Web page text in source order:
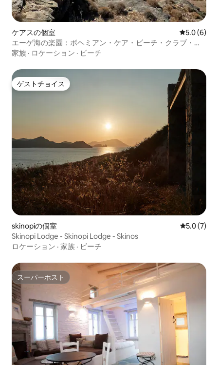
ケアスの個室 レビュー6
5.0 (6)
エーゲ海の楽園：ボヘミアン・ケア・ビーチ・クラブ・リ
ゾート
家族 · ロケーション · ビーチ
ゲストチョイス
ゲストチョイス
skinopiの個室 レビュー7
5.0 (7)
Skinopi Lodge - Skinopi Lodge - Skinos
ロケーション · 家族 · ビーチ
スーパーホスト
スーパーホスト